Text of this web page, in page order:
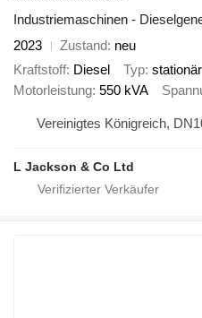
Industriemaschinen -
2023
Zustand neu
Kraftstoff Diesel Typ stationär
Motorleistung 550 kVA
L Jackson & Co Ltd